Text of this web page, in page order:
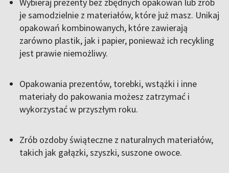
Wybieraj prezenty bez zbędnych opakowań lub zrób
je samodzielnie z materiałów, które już masz. Unikaj
opakowań kombinowanych, które zawierają
zarówno plastik, jak i papier, ponieważ ich recykling
jest prawie niemożliwy.
Opakowania prezentów, torebki, wstążki i inne
materiały do pakowania możesz zatrzymać i
wykorzystać w przyszłym roku.
Zrób ozdoby świąteczne z naturalnych materiałów,
takich jak gałązki, szyszki, suszone owoce.